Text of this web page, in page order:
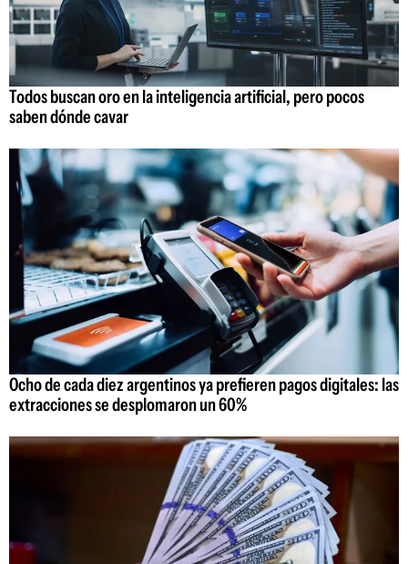
Todos buscan oro en la inteligencia artificial, pero pocos
saben dónde cavar
Ocho de cada diez argentinos ya prefieren pagos digitales: las
extracciones se desplomaron un 60%